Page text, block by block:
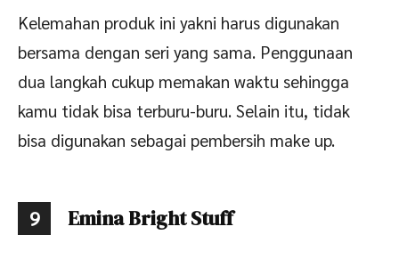
Kelemahan produk ini yakni harus digunakan
bersama dengan seri yang sama. Penggunaan
dua langkah cukup memakan waktu sehingga
kamu tidak bisa terburu-buru. Selain itu, tidak
bisa digunakan sebagai pembersih make up.
9 Emina Bright Stuff